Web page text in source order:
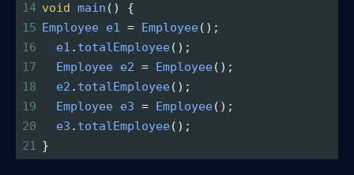
14 void main () {
15
Employee e1 = Employee();
16
e1 . totalEmployee();
17
Employee e2 = Employee();
18
e2 . totalEmployee();
19
Employee e3 = Employee();
20
e3 . totalEmployee();
21 }